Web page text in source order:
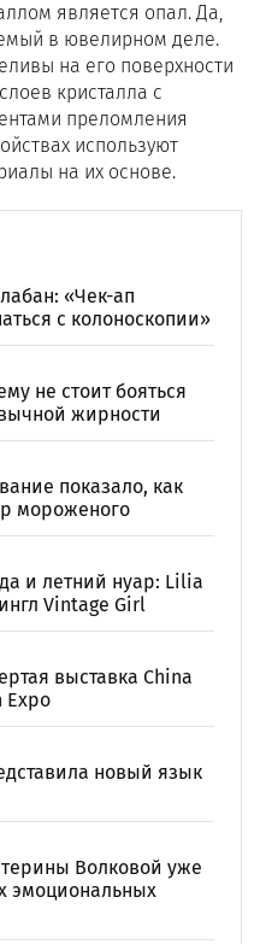
«Чек-ап
с колоноскопии»
не стоит бояться
жирности
показало, как
мороженого
и летний нуар: Lilia
Vintage Girl
выставка China
Expo
новый язык
Волковой уже
эмоциональных
является опал. Да,
в ювелирном деле.
на его поверхности
кристалла с
преломления
используют
на их основе.